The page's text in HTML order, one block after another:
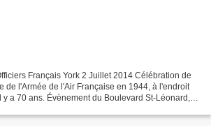
Français York 2 Juillet 2014 Célébration de
de l'Armée de l'Air Française en 1944, à l'endroit
a 70 ans. Évènement du Boulevard St-Léonard,